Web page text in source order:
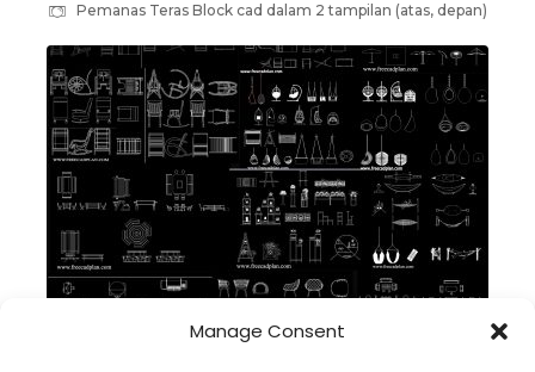
Manage Consent
Pemanas Teras Block cad dalam 2 tampilan (atas, depan)